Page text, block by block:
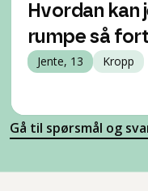
Hvordan kan
rumpe så
Jente, 13 Kropp
Gå til spørsmål og